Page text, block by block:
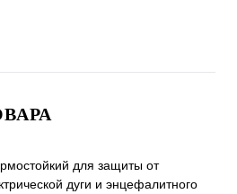
для защиты от
дуги и энцефалитного